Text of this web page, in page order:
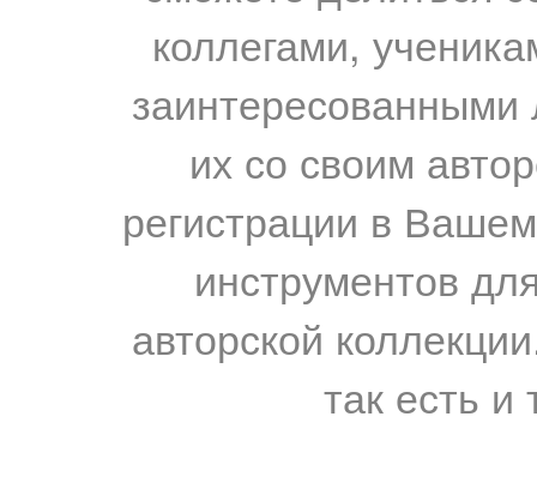
коллегами,
их со своим
регистрации в
инструментов
авторской
так есть и